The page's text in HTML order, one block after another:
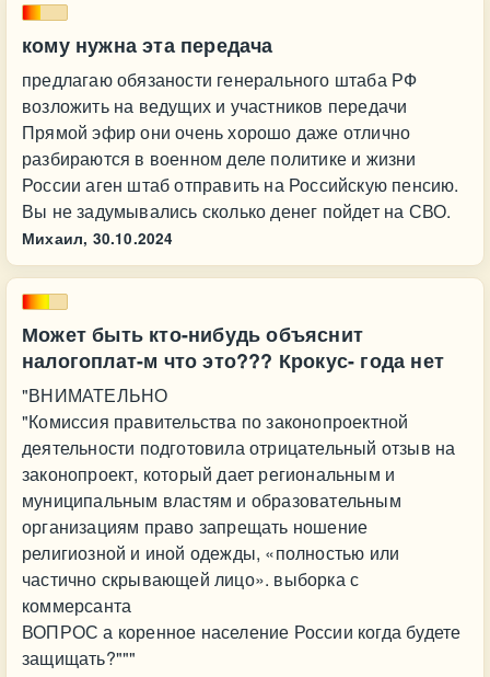
кому нужна эта передача
предлагаю обязаности генерального штаба РФ
возложить на ведущих и участников передачи
Прямой эфир они очень хорошо даже отлично
разбираются в военном деле политике и жизни
России аген штаб отправить на Российскую пенсию.
Вы не задумывались сколько денег пойдет на СВО.
Михаил, 30.10.2024
Может быть кто-нибудь объяснит
налогоплат-м что это??? Крокус- года нет
"ВНИМАТЕЛЬНО
"Комиссия правительства по законопроектной
деятельности подготовила отрицательный отзыв на
законопроект, который дает региональным и
муниципальным властям и образовательным
организациям право запрещать ношение
религиозной и иной одежды, «полностью или
частично скрывающей лицо». выборка с
коммерсанта
ВОПРОС а коренное население России когда будете
защищать?"""